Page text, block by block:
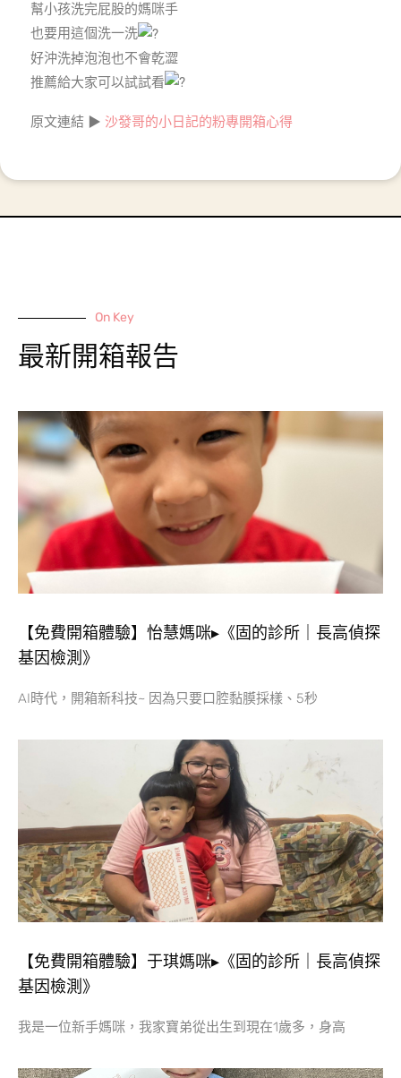
幫小孩洗完屁股的媽咪手
也要用這個洗一洗
好沖洗掉泡泡也不會乾澀
推薦給大家可以試試看
原文連結 ▶ 沙發哥的小日記的粉專開箱心得
On Key
最新開箱報告
【免費開箱體驗】怡慧媽咪▸《固的診所｜長高偵探
基因檢測》
AI時代，開箱新科技~ 因為只要口腔黏膜採樣、5秒
【免費開箱體驗】于琪媽咪▸《固的診所｜長高偵探
基因檢測》
我是一位新手媽咪，我家寶弟從出生到現在1歲多，身高